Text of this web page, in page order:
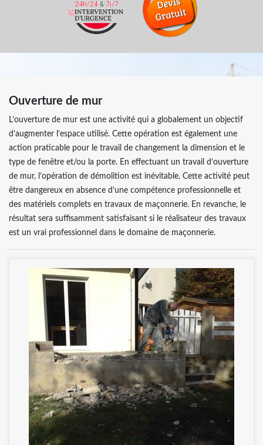
Ouverture de mur
L’ouverture de mur est une activité qui a globalement un objectif
d’augmenter l’espace utilisé. Cette opération est également une
action praticable pour le travail de changement la dimension et le
type de fenêtre et/ou la porte. En effectuant un travail d’ouverture
de mur, l’opération de démolition est inévitable. Cette activité peut
être dangereux en absence d’une compétence professionnelle et
des matériels complets en travaux de maçonnerie. En revanche, le
résultat sera suffisamment satisfaisant si le réalisateur des travaux
est un vrai professionnel dans le domaine de maçonnerie.